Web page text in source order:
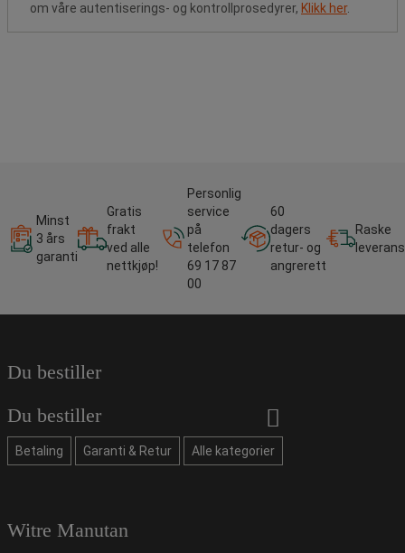
om våre autentiserings- og kontrollprosedyrer, Klikk her.
Minst
3 års
garanti
Gratis
frakt
ved alle
nettkjøp!
Personlig
service
på
telefon
69 17 87
00
60
dagers
retur- og
angrerett
Raske
Du bestiller
Du bestiller
Betaling Garanti & Retur Alle kategorier
Witre Manutan